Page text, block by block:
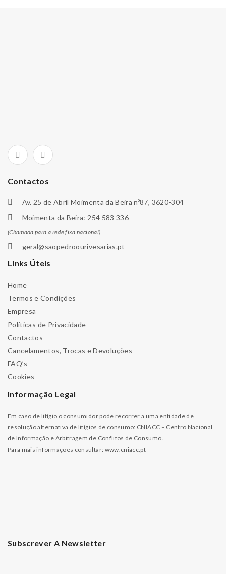
Contactos
Av. 25 de Abril Moimenta da Beira nº87, 3620-304
Moimenta da Beira: 254 583 336
(Chamada para a rede fixa nacional)
geral@saopedroourivesarias.pt
Links Úteis
Home
Termos e Condições
Empresa
Políticas de Privacidade
Contactos
Cancelamentos, Trocas e Devoluções
FAQ’s
Cookies
Informação Legal
Em caso de litígio o consumidor pode recorrer a uma entidade de
resolução alternativa de litígios de consumo: CNIACC – Centro Nacional
de Informação e Arbitragem de Conflitos de Consumo.
Para mais informações consultar: www.cniacc.pt
Subscrever A Newsletter